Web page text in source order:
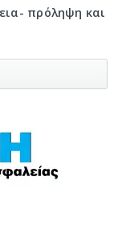
πρόληψη και